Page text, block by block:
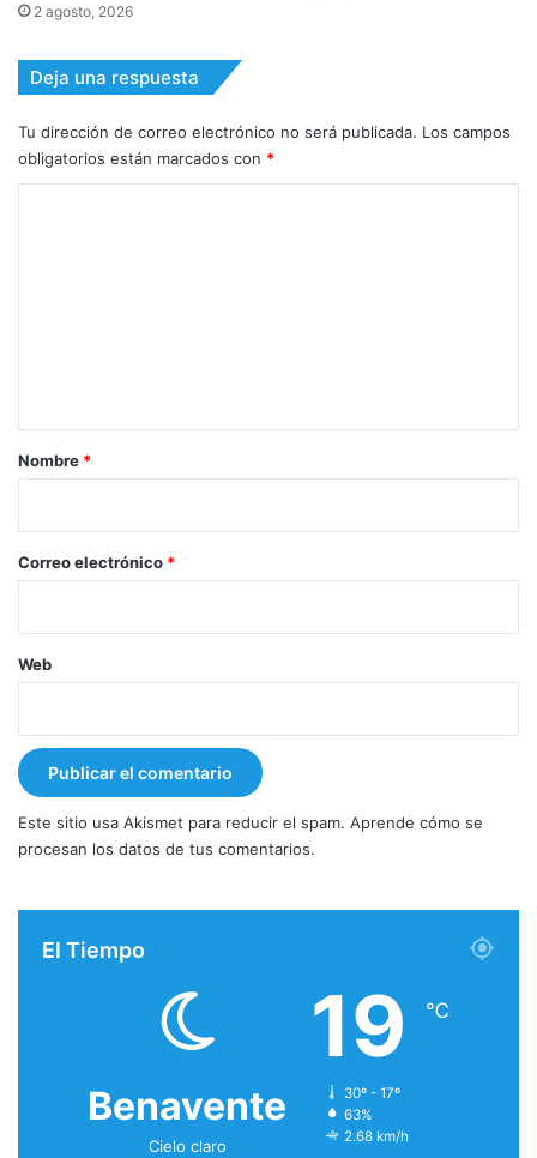
2 agosto, 2026
Deja una respuesta
Tu dirección de correo electrónico no será publicada. Los campos
obligatorios están marcados con *
r
*
Nombre *
Correo electrónico *
Web
Este sitio usa Akismet para reducir el spam. Aprende cómo se
procesan los datos de tus comentarios.
El Tiempo
Benavente
Cielo claro
19 ℃
30º - 17º
63%
2.68 km/h